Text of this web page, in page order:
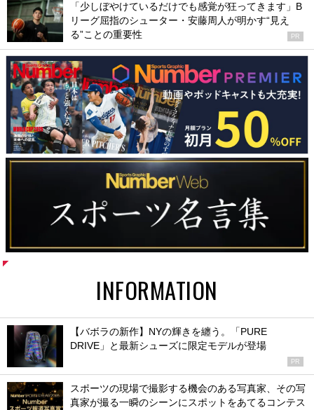
「少しぼやけているだけでも感覚が狂ってきます」B
リーグ屈指のシューター・安藤周人が明かす“見え
る”ことの重要性
PR
INFORMATION
【バボラの新作】NYの輝きを纏う。「PURE
DRIVE」と最新シューズに限定モデルが登場
PR
スポーツの現場で撮影する機会のある写真家、その写
真家が撮る一瞬のシーンにスポットをあてるコンテス